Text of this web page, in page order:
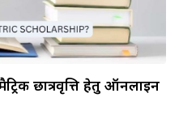
छात्रवृत्ति हेतु ऑनलाइन